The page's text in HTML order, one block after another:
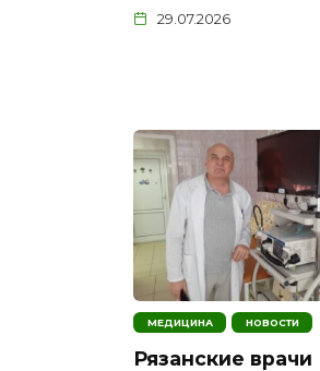
29.07.2026
МЕДИЦИНА НОВОСТИ
Рязанские врачи